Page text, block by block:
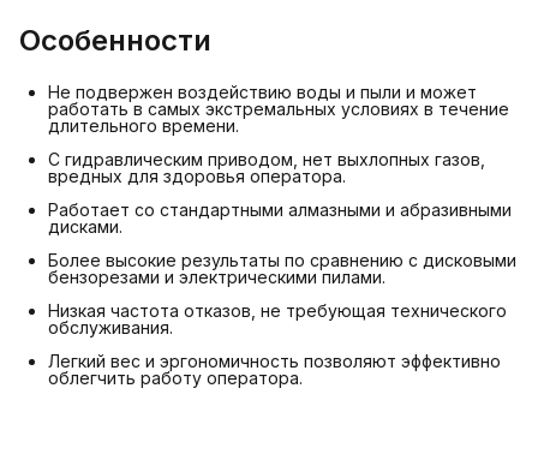
Особенности
Не подвержен воздействию воды и пыли и может
работать в самых экстремальных условиях в течение
длительного времени.
С гидравлическим приводом, нет выхлопных газов,
вредных для здоровья оператора.
Работает со стандартными алмазными и абразивными
дисками.
Более высокие результаты по сравнению с дисковыми
бензорезами и электрическими пилами.
Низкая частота отказов, не требующая технического
обслуживания.
Легкий вес и эргономичность позволяют эффективно
облегчить работу оператора.